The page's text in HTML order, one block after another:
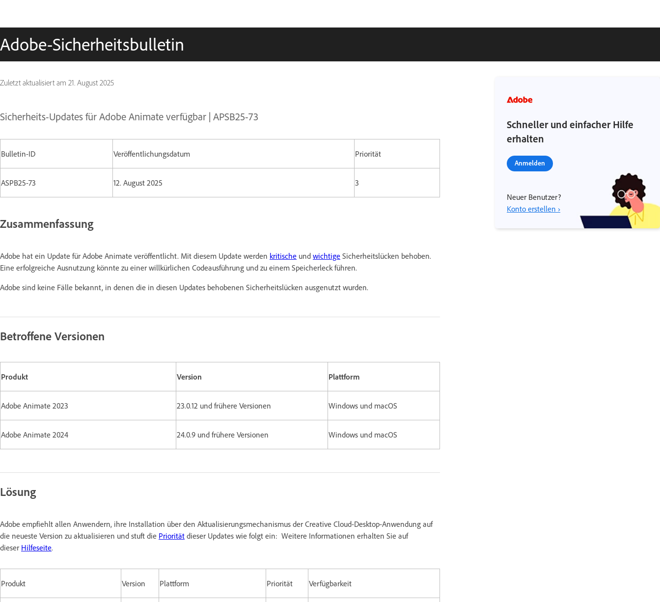
Adobe-Sicherheitsbulletin
Zuletzt aktualisiert am 21. August 2025
Sicherheits-Updates für Adobe Animate verfügbar | APSB25-73
Bulletin-ID Veröffentlichungsdatum Priorität
ASPB25-73 12. August 2025 3
Zusammenfassung
Adobe hat ein Update für Adobe Animate veröffentlicht. Mit diesem Update werden kritische und wichtige Sicherheitslücken behoben.
Eine erfolgreiche Ausnutzung könnte zu einer willkürlichen Codeausführung und zu einem Speicherleck führen.
Adobe sind keine Fälle bekannt, in denen die in diesen Updates behobenen Sicherheitslücken ausgenutzt wurden.
Betroffene Versionen
Produkt Version Plattform
Adobe Animate 2023 23.0.12 und frühere Versionen Windows und macOS
Adobe Animate 2024 24.0.9 und frühere Versionen Windows und macOS
Lösung
Adobe empfiehlt allen Anwendern, ihre Installation über den Aktualisierungsmechanismus der Creative Cloud-Desktop-Anwendung auf
die neueste Version zu aktualisieren und stuft die Priorität dieser Updates wie folgt ein: Weitere Informationen erhalten Sie auf
dieser Hilfeseite.
Produkt Version Plattform Priorität Verfügbarkeit
Schneller und einfacher Hilfe
erhalten
Anmelden
Neuer Benutzer?
Konto erstellen ›